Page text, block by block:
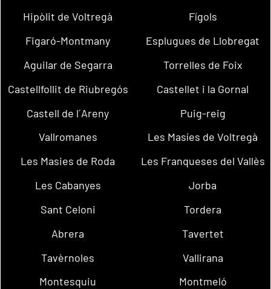
Hipòlit de Voltregà
Fígols
Figaró-Montmany
Esplugues de Llobregat
Aguilar de Segarra
Torrelles de Foix
Castellfollit de Riubregós
Castellet i la Gornal
Castell de l´Areny
Puig-reig
Vallromanes
Les Masíes de Voltregà
Les Masies de Roda
Les Franqueses del Vallès
Les Cabanyes
Jorba
Sant Celoni
Tordera
Abrera
Tavertet
Tavèrnoles
Vallirana
Montesquiu
Montmeló